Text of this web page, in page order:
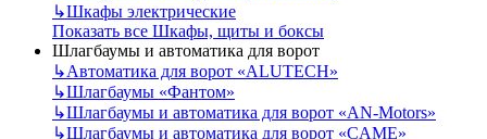
↳Шкафы электрические
Показать все Шкафы, щиты и боксы
Шлагбаумы и автоматика для ворот
↳Автоматика для ворот «ALUTECH»
↳Шлагбаумы «Фантом»
↳Шлагбаумы и автоматика для ворот «AN-Motors»
↳Шлагбаумы и автоматика для ворот «CAME»